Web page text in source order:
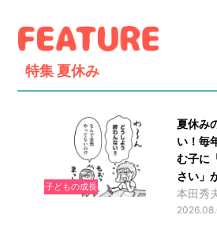
特集 夏休み
子どもの成長
夏休み
い！毎
む子に
さい」
本田秀